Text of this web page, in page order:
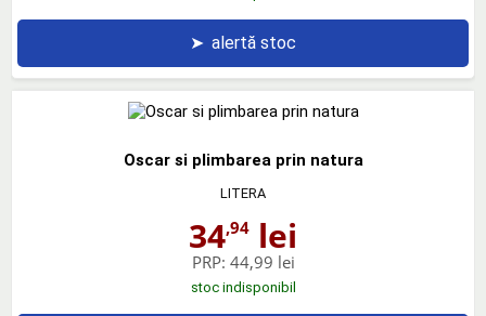
➤ alertă stoc
Oscar si plimbarea prin natura
LITERA
34,94 lei
PRP: 44,99 lei
stoc indisponibil